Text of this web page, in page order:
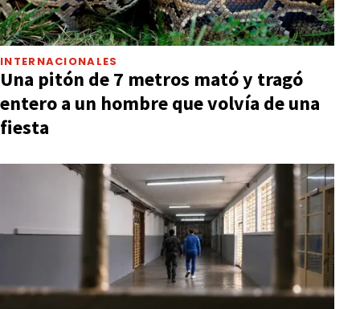
INTERNACIONALES
Una pitón de 7 metros mató y tragó
entero a un hombre que volvía de una
fiesta